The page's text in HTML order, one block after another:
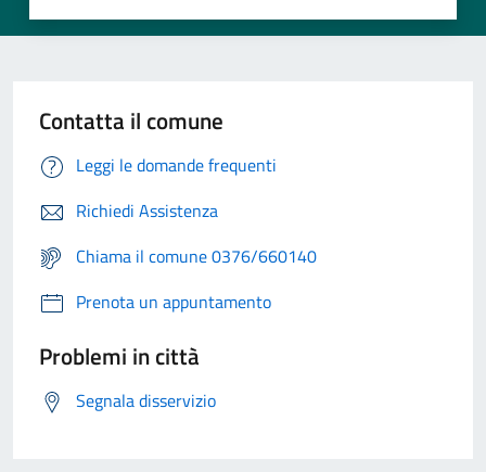
Contatta il comune
Leggi le domande frequenti
Richiedi Assistenza
Chiama il comune 0376/660140
Prenota un appuntamento
Problemi in città
Segnala disservizio